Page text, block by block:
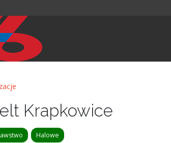
Krapkowice
Halowe